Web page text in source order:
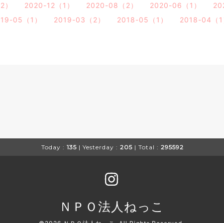
2020-12（1） 2020-08（2） 2020-06（1）
05（1） 2019-03（2） 2018-05（1） 2018-04（1
Today : 135 | Yesterday : 205 | Total : 295592
ＮＰＯ法人ねっこ